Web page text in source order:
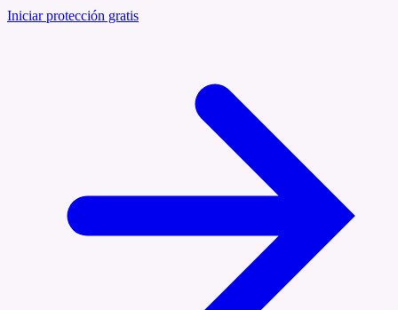
Iniciar protección gratis